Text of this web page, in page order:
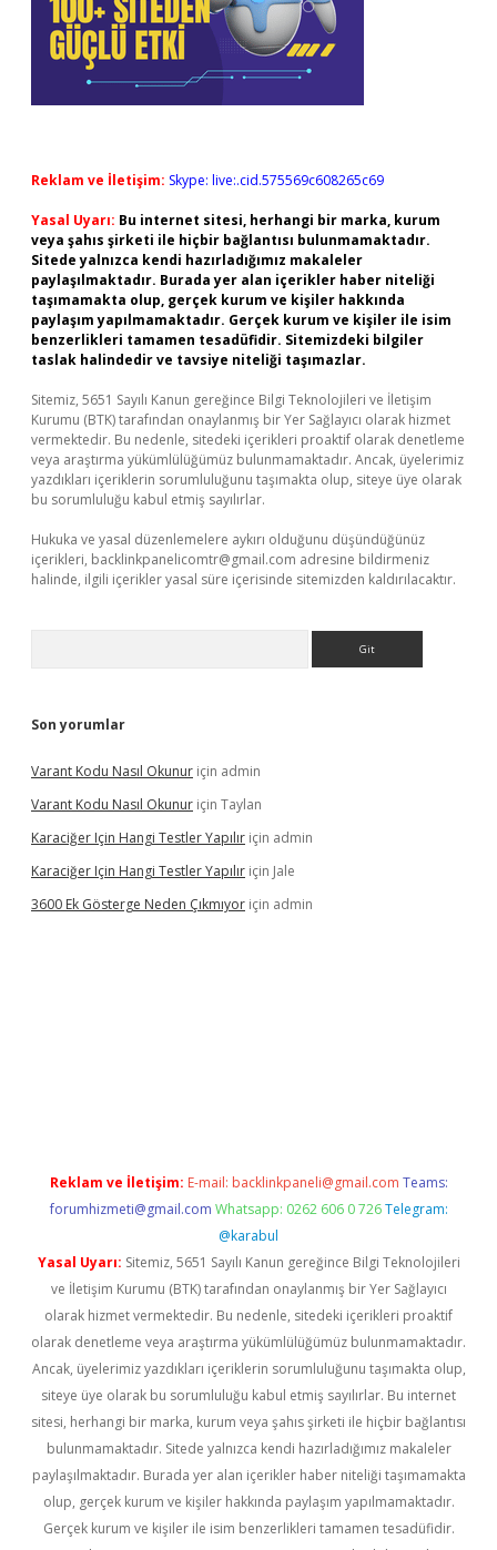
Reklam ve İletişim: Skype: live:.cid.575569c608265c69
Yasal Uyarı: Bu internet sitesi, herhangi bir marka, kurum
veya şahıs şirketi ile hiçbir bağlantısı bulunmamaktadır.
Sitede yalnızca kendi hazırladığımız makaleler
paylaşılmaktadır. Burada yer alan içerikler haber niteliği
taşımamakta olup, gerçek kurum ve kişiler hakkında
paylaşım yapılmamaktadır. Gerçek kurum ve kişiler ile isim
benzerlikleri tamamen tesadüfidir. Sitemizdeki bilgiler
taslak halindedir ve tavsiye niteliği taşımazlar.
Sitemiz, 5651 Sayılı Kanun gereğince Bilgi Teknolojileri ve İletişim
Kurumu (BTK) tarafından onaylanmış bir Yer Sağlayıcı olarak hizmet
vermektedir. Bu nedenle, sitedeki içerikleri proaktif olarak denetleme
veya araştırma yükümlülüğümüz bulunmamaktadır. Ancak, üyelerimiz
yazdıkları içeriklerin sorumluluğunu taşımakta olup, siteye üye olarak
bu sorumluluğu kabul etmiş sayılırlar.
Hukuka ve yasal düzenlemelere aykırı olduğunu düşündüğünüz
içerikleri, backlinkpanelicomtr@gmail.com adresine bildirmeniz
halinde, ilgili içerikler yasal süre içerisinde sitemizden kaldırılacaktır.
Son yorumlar
Varant Kodu Nasıl Okunur için admin
Varant Kodu Nasıl Okunur için Taylan
Karaciğer Için Hangi Testler Yapılır için admin
Karaciğer Için Hangi Testler Yapılır için Jale
3600 Ek Gösterge Neden Çıkmıyor için admin
Reklam ve İletişim: E-mail: backlinkpaneli@gmail.com Teams:
forumhizmeti@gmail.com Whatsapp: 0262 606 0 726 Telegram:
@karabul
Yasal Uyarı: Sitemiz, 5651 Sayılı Kanun gereğince Bilgi Teknolojileri
ve İletişim Kurumu (BTK) tarafından onaylanmış bir Yer Sağlayıcı
olarak hizmet vermektedir. Bu nedenle, sitedeki içerikleri proaktif
olarak denetleme veya araştırma yükümlülüğümüz bulunmamaktadır.
Ancak, üyelerimiz yazdıkları içeriklerin sorumluluğunu taşımakta olup,
siteye üye olarak bu sorumluluğu kabul etmiş sayılırlar. Bu internet
sitesi, herhangi bir marka, kurum veya şahıs şirketi ile hiçbir bağlantısı
bulunmamaktadır. Sitede yalnızca kendi hazırladığımız makaleler
paylaşılmaktadır. Burada yer alan içerikler haber niteliği taşımamakta
olup, gerçek kurum ve kişiler hakkında paylaşım yapılmamaktadır.
Gerçek kurum ve kişiler ile isim benzerlikleri tamamen tesadüfidir.